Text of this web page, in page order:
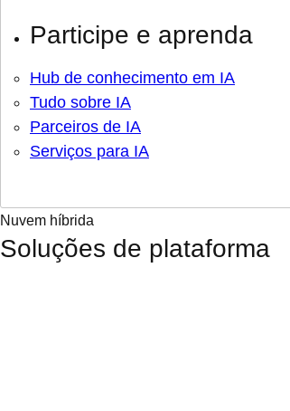
Participe e aprenda
Hub de conhecimento em IA
Tudo sobre IA
Parceiros de IA
Serviços para IA
Nuvem híbrida
Soluções de plataforma